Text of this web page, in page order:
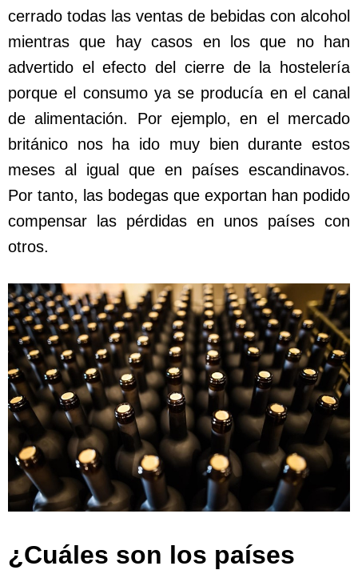
cerrado todas las ventas de bebidas con alcohol
mientras que hay casos en los que no han
advertido el efecto del cierre de la hostelería
porque el consumo ya se producía en el canal
de alimentación. Por ejemplo, en el mercado
británico nos ha ido muy bien durante estos
meses al igual que en países escandinavos.
Por tanto, las bodegas que exportan han podido
compensar las pérdidas en unos países con
otros.
¿Cuáles son los países